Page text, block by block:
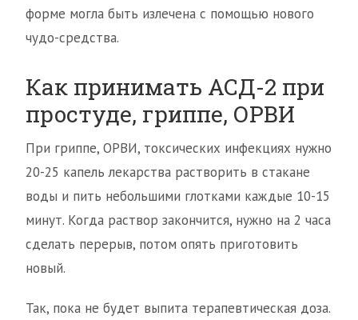
форме могла быть излечена с помощью нового
чудо-средства.
Как принимать АСД-2 при
простуде, гриппе, ОРВИ
При гриппе, ОРВИ, токсических инфекциях нужно
20-25 капель лекарства растворить в стакане
воды и пить небольшими глотками каждые 10-15
минут. Когда раствор закончится, нужно на 2 часа
сделать перерыв, потом опять приготовить
новый.
Так, пока не будет выпита терапевтическая доза.